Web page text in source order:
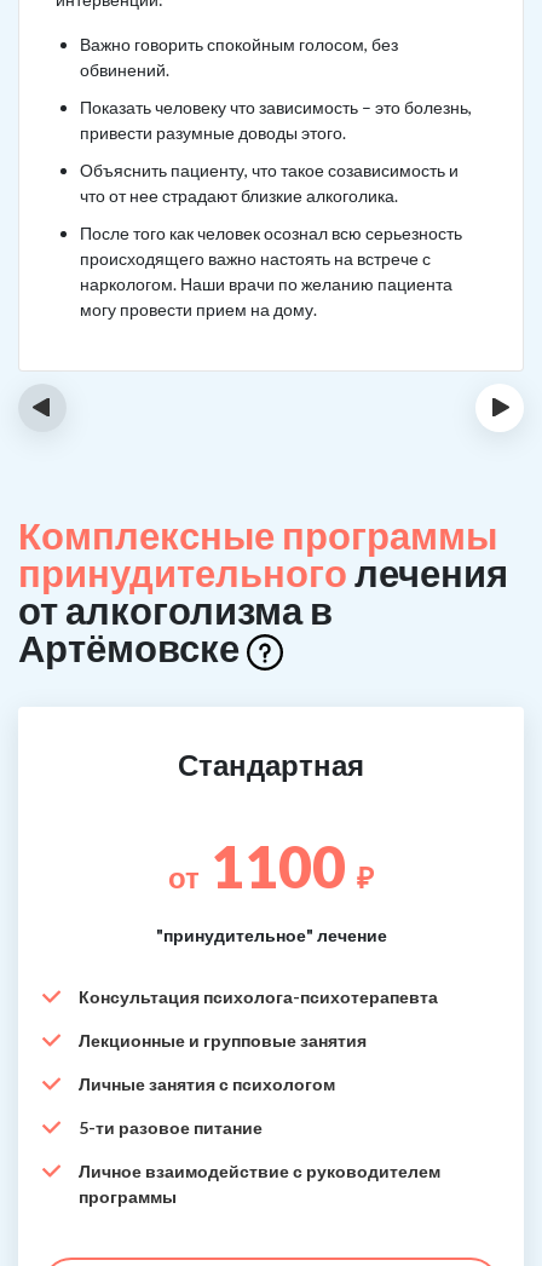
Важно говорить спокойным голосом, без
обвинений.
Показать человеку что зависимость – это болезнь,
привести разумные доводы этого.
Объяснить пациенту, что такое созависимость и
что от нее страдают близкие алкоголика.
После того как человек осознал всю серьезность
происходящего важно настоять на встрече с
наркологом. Наши врачи по желанию пациента
могу провести прием на дому.
‹ ›
Комплексные программы
принудительноголечения
от алкоголизма в
Артёмовске
Стандартная
от 1100 ₽
"принудительное" лечение
Консультация психолога-психотерапевта
Лекционные и групповые занятия
Личные занятия с психологом
5-ти разовое питание
Личное взаимодействие с руководителем
программы